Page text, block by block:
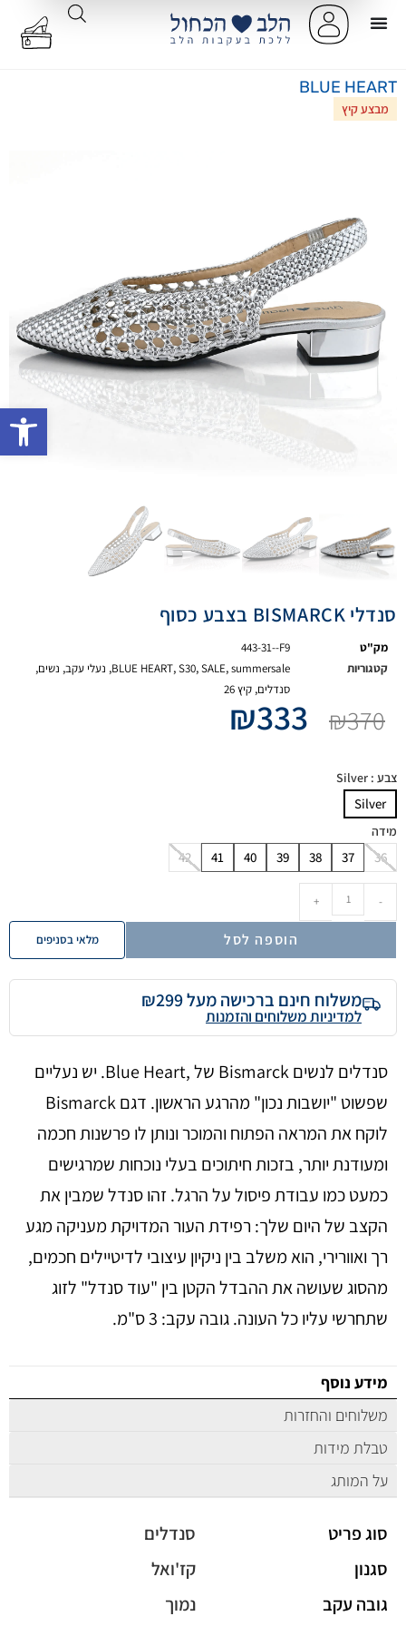
BLUE HEART
מבצע קיץ
סנדלי BISMARCK בצבע כסוף
מק"ט
443-31--F9
קטגוריות
BLUE HEART,S30,SALE,summersale
, נעלי עקב, נשים,
סנדלים, קיץ 26
₪370
₪333
צבע : Silver
Silver
מידה
36
37
38
39
40
41
42
-
+
הוספה לסל מלאי בסניפים
משלוח חינם ברכישה מעל ₪299
למדיניות משלוחים והזמנות
סנדלים לנשים Bismarck של ,Blue Heart. יש נעליים
שפשוט "יושבות נכון" מהרגע הראשון. דגם Bismarck
לוקח את המראה הפתוח והמוכר ונותן לו פרשנות חכמה
ומעודנת יותר, בזכות חיתוכים בעלי נוכחות שמרגישים
כמעט כמו עבודת פיסול על הרגל. זהו סנדל שמבין את
הקצב של היום שלך: רפידת העור המדויקת מעניקה מגע
רך ואוורירי, הוא משלב בין ניקיון עיצובי לדיטיילים חכמים,
מהסוג שעושה את ההבדל הקטן בין "עוד סנדל" לזוג
שתחרשי עליו כל העונה. גובה עקב: 3 ס"מ.
מידע נוסף
משלוחים והחזרות
טבלת מידות
על המותג
סוג פריט
סנדלים
סגנון
קז'ואל
גובה עקב
נמוך